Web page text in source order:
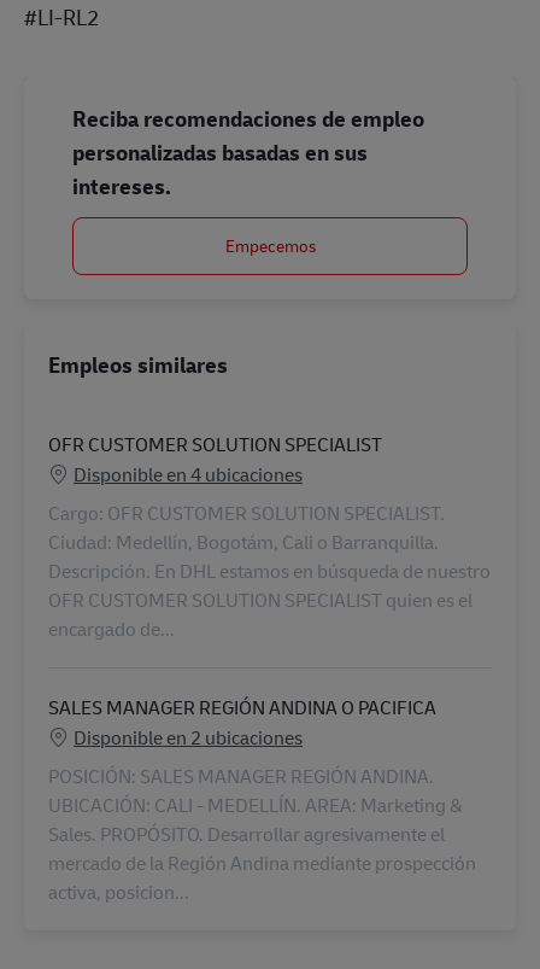
#LI-RL2
Reciba recomendaciones de empleo
personalizadas basadas en sus
intereses.
Empecemos
Empleos similares
OFR CUSTOMER SOLUTION SPECIALIST
Disponible en 4 ubicaciones
Cargo: OFR CUSTOMER SOLUTION SPECIALIST.
Ciudad: Medellín, Bogotám, Cali o Barranquilla.
Descripción. En DHL estamos en búsqueda de nuestro
OFR CUSTOMER SOLUTION SPECIALIST quien es el
encargado de...
SALES MANAGER REGIÓN ANDINA O PACIFICA
Disponible en 2 ubicaciones
POSICIÓN: SALES MANAGER REGIÓN ANDINA.
UBICACIÓN: CALI - MEDELLÍN. AREA: Marketing &
Sales. PROPÓSITO. Desarrollar agresivamente el
mercado de la Región Andina mediante prospección
activa, posicion...